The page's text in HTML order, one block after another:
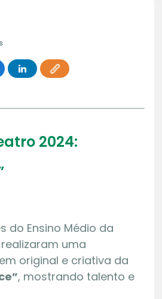
2024:
do Ensino Médio da
uma
original e criativa da
, mostrando talento e